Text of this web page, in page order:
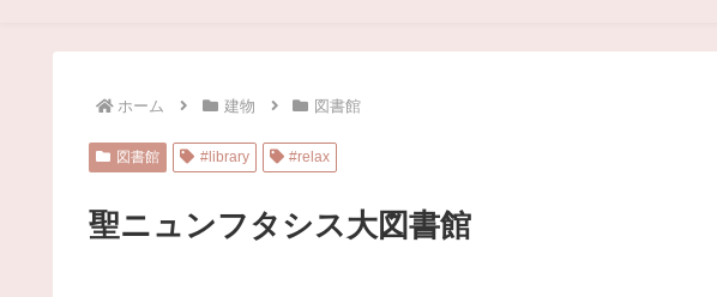
ホーム 建物 図書館
図書館 #library #relax
聖ニュンフタシス大図書館